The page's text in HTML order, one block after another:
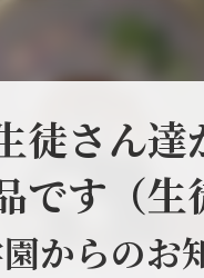
徒さん
です（生
園からのお